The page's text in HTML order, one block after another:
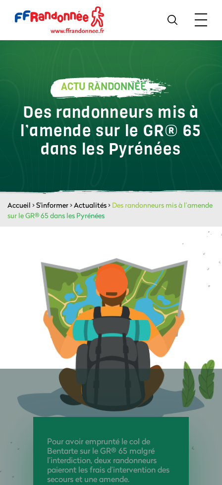
ACTU RANDONNÉE
Des randonneurs mis à
l’amende sur le GR® 65
dans les Pyrénées
Accueil >S'informer>Actualités> Des randonneurs mis à l’amende
sur le GR® 65 dans les Pyrénées
Pour avoir emprunté le col de
Bentarte sur le GR® 65 malgré
l’interdiction, deux randonneurs
paieront les frais d’intervention des
secours et une amende.